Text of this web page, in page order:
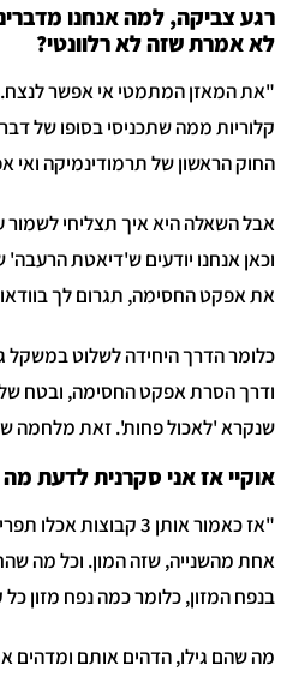
רגע צביקה, למה אנחנו
לא אמרת שזה לא רלוונטי?
"את המאזן המתמטי אי אפשר
קלוריות ממה שתכניסי בסופו של
החוק הראשון של תרמודינמיקה
אבל השאלה היא איך תצליחי לשמור
וכאן אנחנו יודעים ש'דיאטת הרעבה'
את אפקט החסימה, תגרום לך
כלומר הדרך היחידה לשלוט במשקל
ודרך הסרת אפקט החסימה, ובטח
שנקרא 'לאכול פחות'. זאת מלחמה
אוקיי אז אני סקרנית לדעת מה קרה
אחת מהשנייה, שזה המון. וכל מה
בנפח המזון, כלומר כמה נפח מזון
מה שהם גילו, הדהים אותם ומדהים